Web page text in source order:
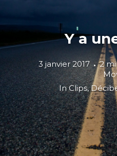
Y a
3 janvier 2017 2
InClips,